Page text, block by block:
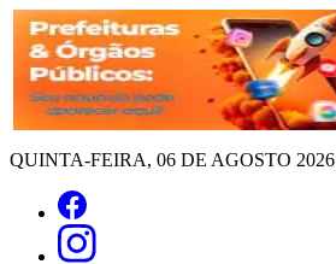
QUINTA-FEIRA, 06 DE AGOSTO 2026